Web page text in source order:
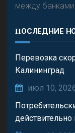
между банками
ПОСЛЕДНИЕ
Перевозка
Калининград
июл 10,
действительно